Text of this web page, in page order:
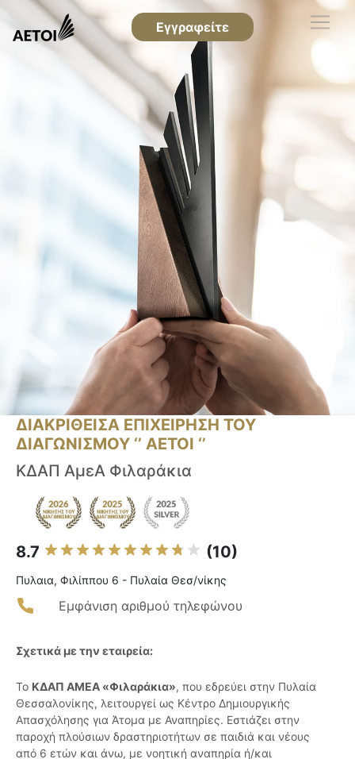
Εγγραφείτε
ΔΙΑΚΡΙΘΕΙΣΑ ΕΠΙΧΕΙΡΗΣΗ ΤΟΥ
ΔΙΑΓΩΝΙΣΜΟΥ ‘’ ΑΕΤΟΙ ‘’
ΚΔΑΠ ΑμεΑ Φιλαράκια
8.7 (10)
Πυλαια, Φιλίππου 6 - Πυλαία Θεσ/νίκης
Εμφάνιση αριθμού τηλεφώνου
Σχετικά με την εταιρεία:
Το ΚΔΑΠ ΑΜΕΑ «Φιλαράκια», που εδρεύει στην Πυλαία
Θεσσαλονίκης, λειτουργεί ως Κέντρο Δημιουργικής
Απασχόλησης για Άτομα με Αναπηρίες. Εστιάζει στην
παροχή πλούσιων δραστηριοτήτων σε παιδιά και νέους
από 6 ετών και άνω, με νοητική αναπηρία ή/και